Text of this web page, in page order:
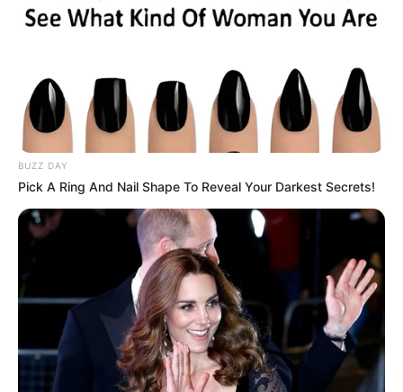
BUZZ DAY
Pick A Ring And Nail Shape To Reveal Your Darkest Secrets!